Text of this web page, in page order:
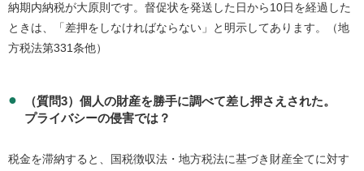
納期内納税が大原則です。督促状を発送した日から10日を経過した
ときは、「差押をしなければならない」と明示してあります。（地
方税法第331条他）
（質問3）個人の財産を勝手に調べて差し押さえされた。
プライバシーの侵害では？
税金を滞納すると、国税徴収法・地方税法に基づき財産全てに対す